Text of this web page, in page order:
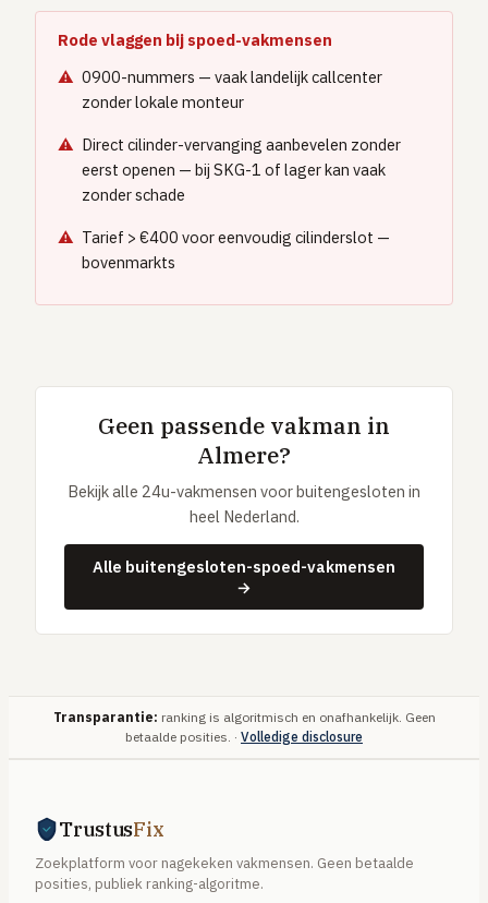
Besparingscalculator
Subsidie-checker
Word vakman
Inloggen
Rode vlaggen bij spoed-vakmensen
0900-nummers — vaak landelijk callcenter
zonder lokale monteur
Direct cilinder-vervanging aanbevelen zonder
eerst openen — bij SKG-1 of lager kan vaak
zonder schade
Tarief > €400 voor eenvoudig cilinderslot —
bovenmarkts
Geen passende vakman in
Almere?
Bekijk alle 24u-vakmensen voor buitengesloten in
heel Nederland.
Alle buitengesloten-spoed-vakmensen
→
Transparantie: ranking is algoritmisch en onafhankelijk. Geen
betaalde posities. · Volledige disclosure
TrustusFix
Zoekplatform voor nagekeken vakmensen. Geen betaalde
posities, publiek ranking-algoritme.